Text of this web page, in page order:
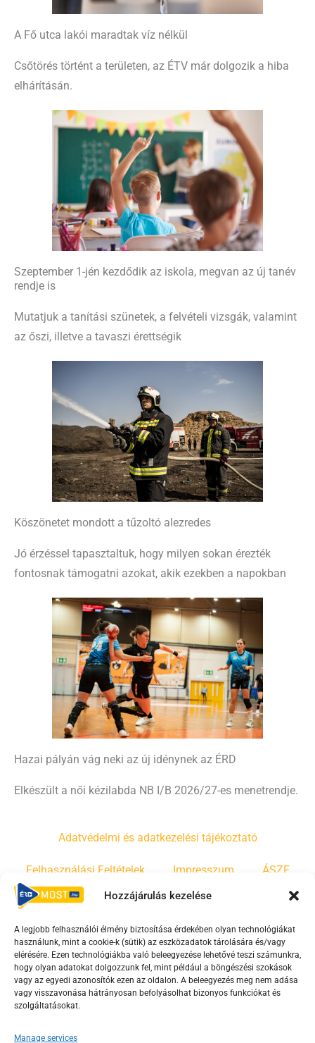
Hozzájárulás kezelése
A legjobb felhasználói élmény biztosítása érdekében olyan technológiákat
használunk, mint a cookie-k (sütik) az eszközadatok tárolására és/vagy
elérésére. Ezen technológiákba való beleegyezése lehetővé teszi számunkra,
hogy olyan adatokat dolgozzunk fel, mint például a böngészési szokások
vagy az egyedi azonosítók ezen az oldalon. A beleegyezés meg nem adása
vagy visszavonása hátrányosan befolyásolhat bizonyos funkciókat és
szolgáltatásokat.
Manage services
A Fő utca lakói maradtak víz nélkül
Csőtörés történt a területen, az ÉTV már dolgozik a hiba
elhárításán.
Szeptember 1-jén kezdődik az iskola, megvan az új tanév
rendje is
Mutatjuk a tanítási szünetek, a felvételi vizsgák, valamint
az őszi, illetve a tavaszi érettségik
Köszönetet mondott a tűzoltó alezredes
Jó érzéssel tapasztaltuk, hogy milyen sokan érezték
fontosnak támogatni azokat, akik ezekben a napokban
Hazai pályán vág neki az új idénynek az ÉRD
Elkészült a női kézilabda NB I/B 2026/27-es menetrendje.
Adatvédelmi és adatkezelési tájékoztató
Felhasználási Feltételek Impresszum ÁSZF
Irányelvek Moderálási szabályzat
F
a
c
e
Y
o
u
t
T
i
k